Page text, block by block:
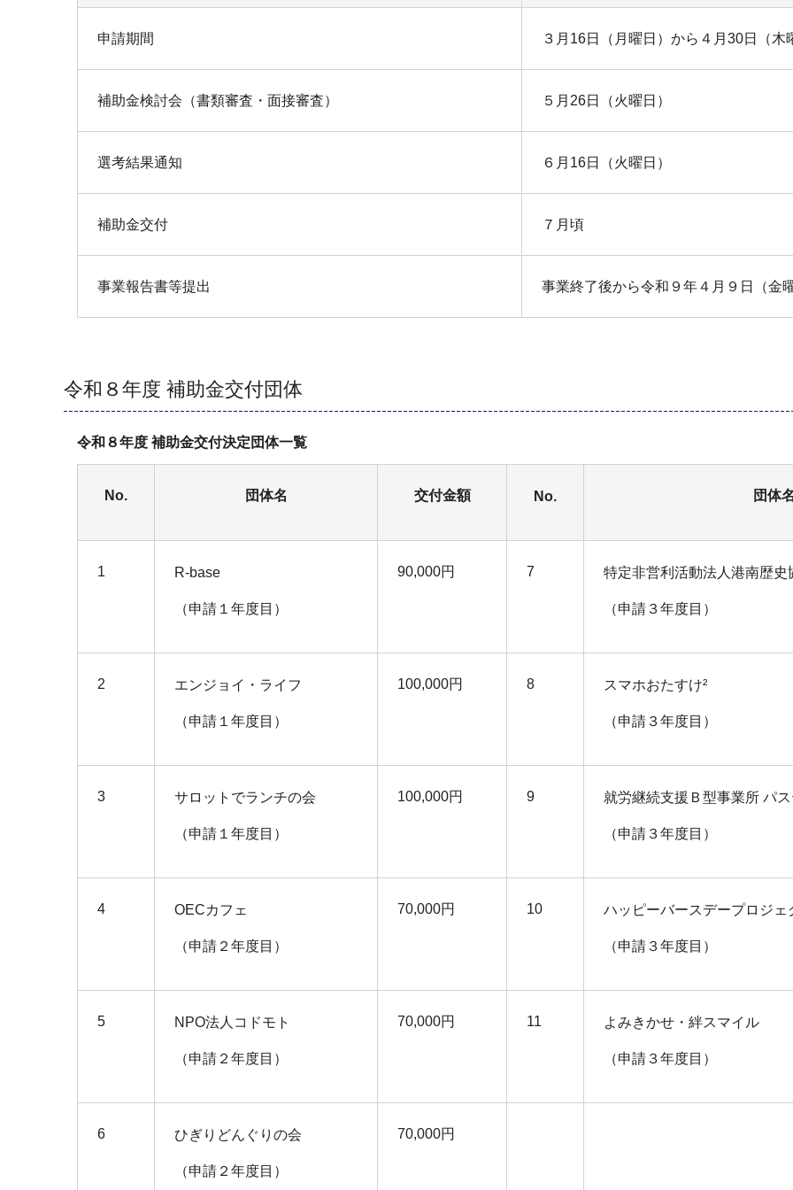
申請期間 ３月16日（月曜日）から４月30日（木
補助金検討会（書類審査・面接審査） ５月26日（火曜日）
選考結果通知 ６月16日（火曜日）
補助金交付 ７月頃
事業報告書等提出 事業終了後から令和９年４月９日（金
令和８年度 補助金交付団体
令和８年度 補助金交付決定団体一覧
No. 団体名 交付金額 No. 団体
1 R-base
（申請１年度目）
90,000円 7 特定非営利活動法人港南歴史
（申請３年度目）
2 エンジョイ・ライフ
（申請１年度目）
100,000円 8 スマホおたすけ²
（申請３年度目）
3 サロットでランチの会
（申請１年度目）
100,000円 9 就労継続支援Ｂ型事業所 パ
（申請３年度目）
4 OECカフェ
（申請２年度目）
70,000円 10 ハッピーバースデープロジェ
（申請３年度目）
5 NPO法人コドモト
（申請２年度目）
70,000円 11 よみきかせ・絆スマイル
（申請３年度目）
6 ひぎりどんぐりの会
（申請２年度目）
70,000円